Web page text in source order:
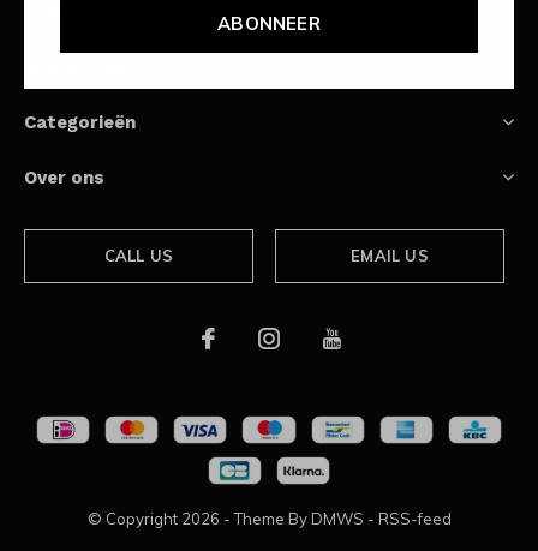
ABONNEER
Categorieën
Over ons
CALL US EMAIL US
© Copyright 2026 - Theme By DMWS - RSS-feed